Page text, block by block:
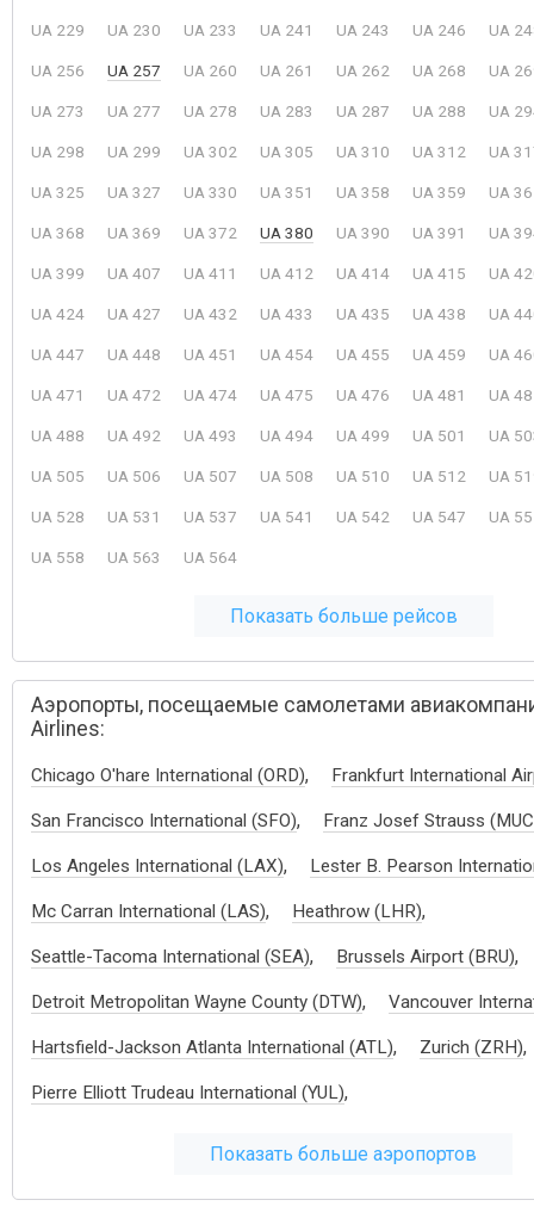
UA 229 UA 230 UA 233 UA 241 UA 243 UA 246 UA
UA 256 UA 257 UA 260 UA 261 UA 262 UA 268 UA
UA 273 UA 277 UA 278 UA 283 UA 287 UA 288 UA
UA 298 UA 299 UA 302 UA 305 UA 310 UA 312 UA
UA 325 UA 327 UA 330 UA 351 UA 358 UA 359 UA
UA 368 UA 369 UA 372 UA 380 UA 390 UA 391 UA
UA 399 UA 407 UA 411 UA 412 UA 414 UA 415 UA
UA 424 UA 427 UA 432 UA 433 UA 435 UA 438 UA
UA 447 UA 448 UA 451 UA 454 UA 455 UA 459 UA
UA 471 UA 472 UA 474 UA 475 UA 476 UA 481 UA
UA 488 UA 492 UA 493 UA 494 UA 499 UA 501 UA
UA 505 UA 506 UA 507 UA 508 UA 510 UA 512 UA
UA 528 UA 531 UA 537 UA 541 UA 542 UA 547 UA
UA 558 UA 563 UA 564
Показать больше рейсов
Аэропорты, посещаемые самолетами
Airlines:
Chicago O'hare International (ORD), Frankfurt International
San Francisco International (SFO), Franz Josef Strauss
Los Angeles International (LAX), Lester B. Pearson
Mc Carran International (LAS), Heathrow (LHR),
Seattle-Tacoma International (SEA), Brussels Airport (BRU),
Detroit Metropolitan Wayne County (DTW), Vancouver
Hartsfield-Jackson Atlanta International (ATL), Zurich (ZRH),
Pierre Elliott Trudeau International (YUL),
Показать больше аэропортов